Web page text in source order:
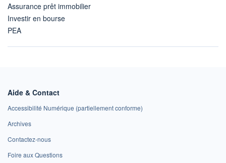
Assurance prêt immobilier
Investir en bourse
PEA
Aide & Contact
Accessibilité Numérique (partiellement conforme)
Archives
Contactez-nous
Foire aux Questions